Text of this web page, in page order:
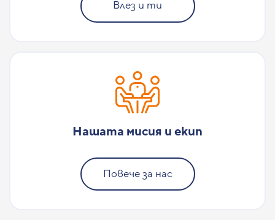
Влез и ти
Нашата мисия и екип
Повече за нас